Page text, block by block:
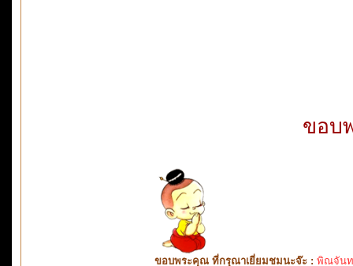
ขอบ
ขอบพระคุณ ที่กรุณาเยี่ยมชมนะจ๊ะ : พิณจัน